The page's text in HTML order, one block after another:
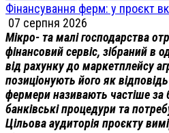
Фінансування ферм: у проєкт
07 серпня 2026
Мікро- та малі господарства
фінансовий сервіс, зібраний в
від рахунку до маркетплейсу
позиціонують його як
фермери називають частіше за
банківські процедури та
Цільова аудиторія проєкту